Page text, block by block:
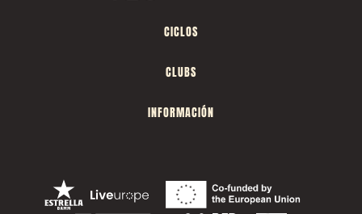
CICLOS
CLUBS
INFORMACIÓN